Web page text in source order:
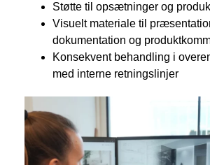
Støtte til opsætninger og
Visuelt materiale til
dokumentation og
Konsekvent behandling i
med interne retningslinjer